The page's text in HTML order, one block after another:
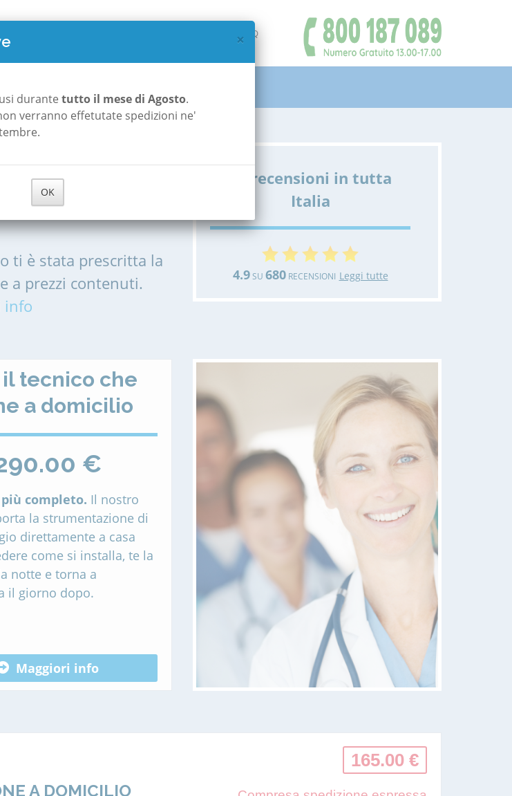
FAQ
PER LE
ti è stata prescritta la
a prezzi contenuti.
info
Le recensioni in tutta
Italia
4.9SU 680RECENSIONI Leggi tutte
il tecnico che
a domicilio
€
completo. Il nostro
la strumentazione di
direttamente a casa
come si installa, te la
notte e torna a
il giorno dopo.
Maggiori info
A DOMICILIO
165.00 €
×
durante tutto il mese di Agosto.
verranno effetutate spedizioni ne'
OK